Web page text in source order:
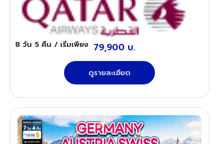
8 วัน 5 คืน / เริ่มเพียง 79,900 บ.
ดูรายละเอียด